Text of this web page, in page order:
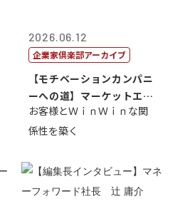
2026.06.12
企業家倶楽部アーカイブ
【モチベーションカンパニ
ーへの道】マーケットエン
タープライズ...
お客様とＷｉｎＷｉｎな関
係性を築く